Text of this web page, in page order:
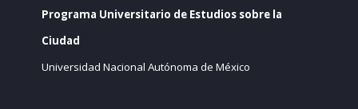
Programa Universitario de Estudios sobre la
Ciudad
Universidad Nacional Autónoma de México